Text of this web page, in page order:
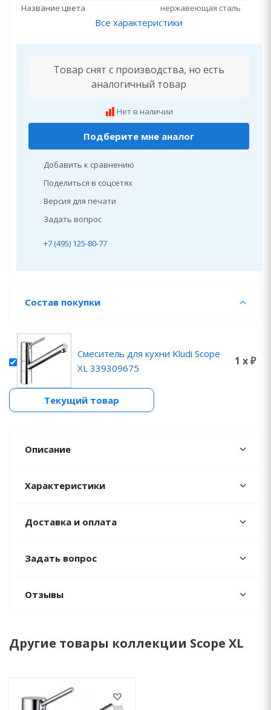
Название цвета
нержавеющая сталь
Все характеристики
Товар снят с производства, но есть
аналогичный товар
Нет в наличии
Подберите мне аналог
Добавить к сравнению
Поделиться в соцсетях
Версия для печати
Задать вопрос
+7 (495) 125-80-77
Состав покупки
Смеситель для кухни Kludi Scope
XL 339309675
1 x ₽
Текущий товар
Описание
Характеристики
Доставка и оплата
Задать вопрос
Отзывы
Другие товары коллекции Scope XL